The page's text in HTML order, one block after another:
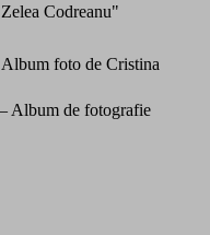
Codreanu"
foto de Cristina
Album de fotografie